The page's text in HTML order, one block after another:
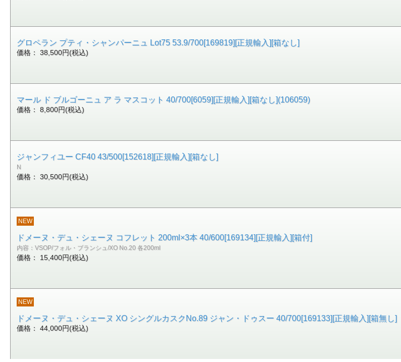
グロペラン プティ・シャンパーニュ Lot75 53.9/700[169819][正規輸入][箱なし]
価格： 38,500円(税込)
マール ド ブルゴーニュ ア ラ マスコット 40/700[6059][正規輸入][箱なし](106059)
価格： 8,800円(税込)
ジャンフィユー CF40 43/500[152618][正規輸入][箱なし]
N
価格： 30,500円(税込)
NEW
ドメーヌ・デュ・シェーヌ コフレット 200ml×3本 40/600[169134][正規輸入][箱付]
内容：VSOP/フォル・ブランシュ/XO No.20 各200ml
価格： 15,400円(税込)
NEW
ドメーヌ・デュ・シェーヌ XO シングルカスクNo.89 ジャン・ドゥスー 40/700[169133][正規輸入][箱無し]
価格： 44,000円(税込)